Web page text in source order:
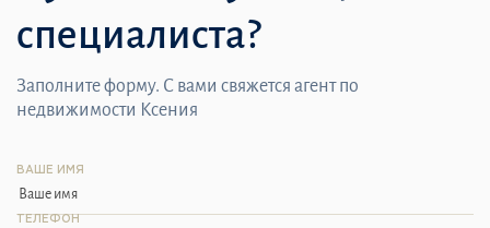
специалиста?
Заполните форму. С вами свяжется агент по
недвижимости Ксения
ВАШЕ ИМЯ
ТЕЛЕФОН